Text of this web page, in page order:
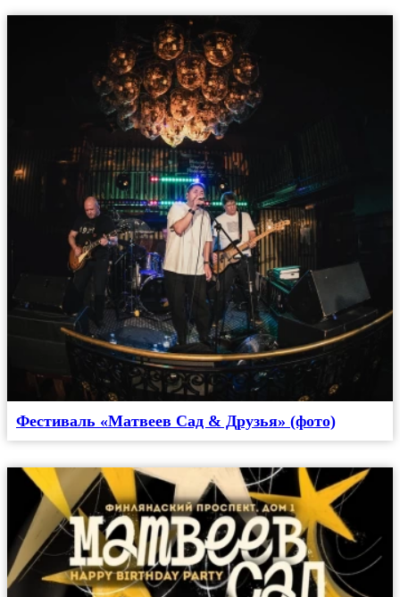
Фестиваль «Матвеев Сад & Друзья» (фото)